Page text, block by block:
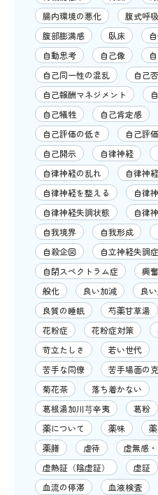
腸内環境の悪化
腹式呼吸
腹部膨満感
臥床
自動思考
自己像
自己同一性の混乱
自己
自己報酬マネジメント
自己犠牲
自己肯定感
自己評価の低さ
自己評
自己開示
自律神経
自律神経の乱れ
自律神
自律神経を整える
自律
自律神経失調状態
自律
自我境界
自我形成
自殺企図
自立神経失調症
自閉スペクトラム症
興
般化
良い加減 良
良質の睡眠
芍薬甘草湯
花粉症
花粉症対策
苛立たしさ
若い世代
苦手な同僚
苦手場面の
菊花茶
落ち着かない
葛根湯加川芎辛夷
葛粉
薬について
薬味
薬膳
虐待
虚無感
虚熱証（陰虚証）
虚証
血流の停滞
血液検査